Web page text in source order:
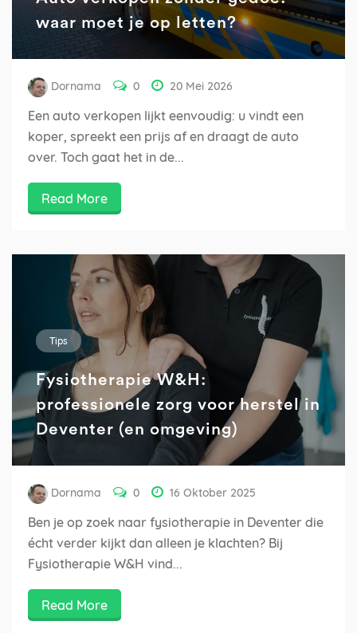
waar moet je op letten?
Dornama 0 20 Mei 2026
Een auto verkopen lijkt eenvoudig: u vindt een
koper, spreekt een prijs af en draagt de auto
over. Toch gaat het in de...
Read More
Tips
Fysiotherapie W&H:
professionele zorg voor herstel in
Deventer (en omgeving)
Dornama 0 16 Oktober 2025
Ben je op zoek naar fysiotherapie in Deventer die
écht verder kijkt dan alleen je klachten? Bij
Fysiotherapie W&H vind...
Read More